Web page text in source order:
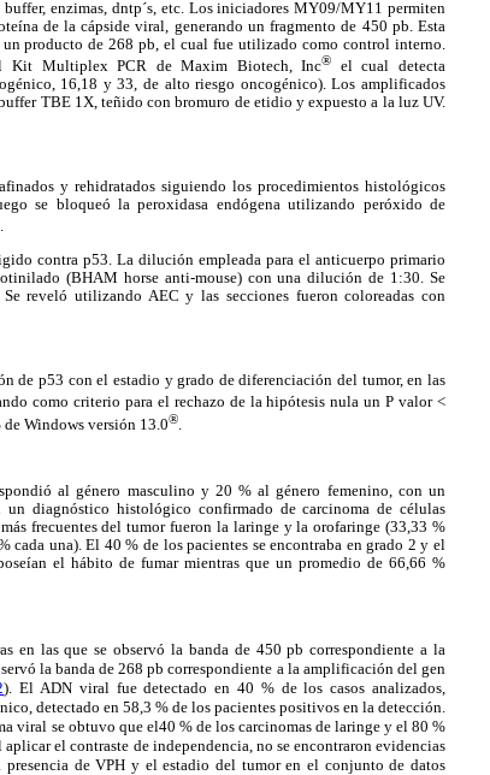
enzimas, dntp´s, etc. Los iniciadores MY09/MY11 permiten
de la cápside viral, generando un fragmento de 450 pb. Esta
producto de 268 pb, el cual fue utilizado como control interno.
Kit Multiplex PCR de Maxim Biotech, Inc®
el cual detecta
16,18 y 33, de alto riesgo oncogénico). Los amplificados
TBE 1X, teñido con bromuro de etidio y expuesto a la luz UV.
y rehidratados siguiendo los procedimientos histológicos
se bloqueó la peroxidasa endógena utilizando peróxido de
.
contra p53. La dilución empleada para el anticuerpo primario
(BHAM horse anti-mouse) con una dilución de 1:30. Se
reveló utilizando AEC y las secciones fueron coloreadas con
de p53 con el estadio y grado de diferenciación del tumor, en las
como criterio para el rechazo de la hipótesis nula un P valor <
Windows versión 13.0®.
al género masculino y 20 % al género femenino, con un
diagnóstico histológico confirmado de carcinoma de células
frecuentes del tumor fueron la laringe y la orofaringe (33,33 %
cada una). El 40 % de los pacientes se encontraba en grado 2 y el
el hábito de fumar mientras que un promedio de 66,66 %
en las que se observó la banda de 450 pb correspondiente a la
la banda de 268 pb correspondiente a la amplificación del gen
). El ADN viral fue detectado en 40 % de los casos analizados,
detectado en 58,3 % de los pacientes positivos en la detección.
viral se obtuvo que el40 % de los carcinomas de laringe y el 80 %
el contraste de independencia, no se encontraron evidencias
de VPH y el estadio del tumor en el conjunto de datos